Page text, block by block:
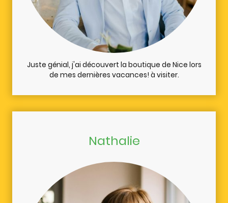
Juste génial, j'ai découvert la boutique de Nice lors
de mes dernières vacances! à visiter.
Nathalie